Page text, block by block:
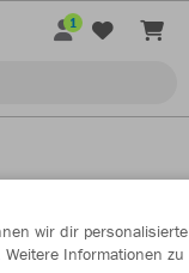
1
wir dir
Informationen zu